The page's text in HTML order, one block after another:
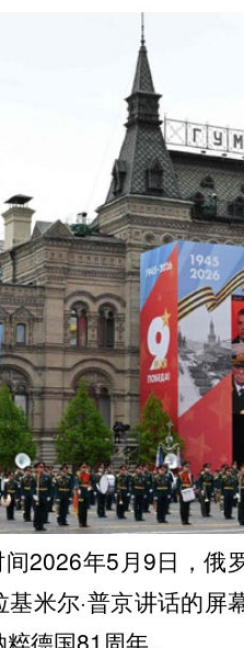
间2026年5月9日，俄
基米尔·普京讲话的
德国81周年。